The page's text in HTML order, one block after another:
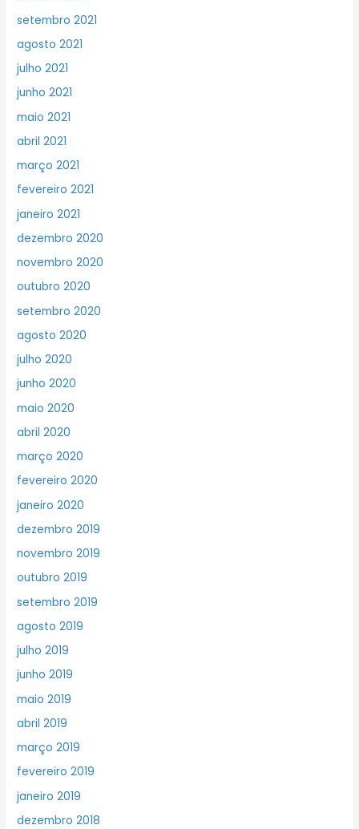
setembro 2021
agosto 2021
julho 2021
junho 2021
maio 2021
abril 2021
março 2021
fevereiro 2021
janeiro 2021
dezembro 2020
novembro 2020
outubro 2020
setembro 2020
agosto 2020
julho 2020
junho 2020
maio 2020
abril 2020
março 2020
fevereiro 2020
janeiro 2020
dezembro 2019
novembro 2019
outubro 2019
setembro 2019
agosto 2019
julho 2019
junho 2019
maio 2019
abril 2019
março 2019
fevereiro 2019
janeiro 2019
dezembro 2018